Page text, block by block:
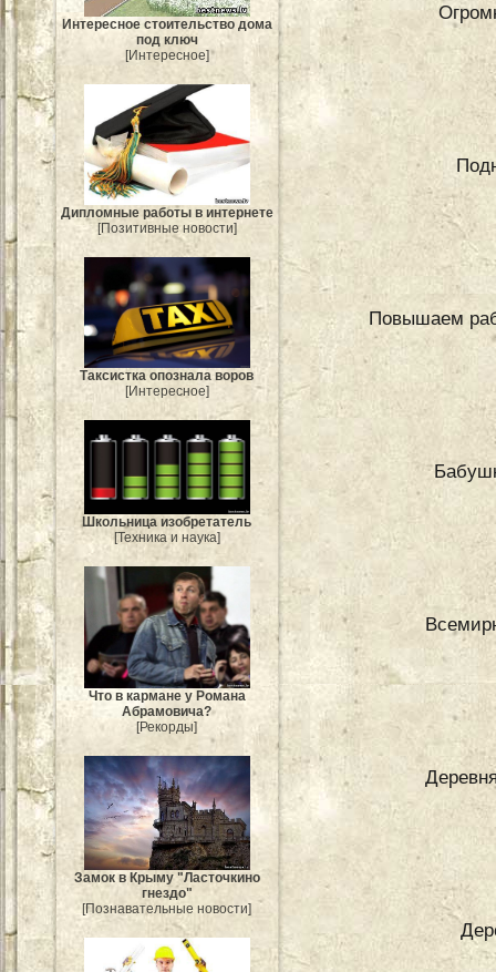
Интересное стоительство дома
под ключ
[Интересное]
Дипломные работы в интернете
[Позитивные новости]
Таксистка опознала воров
[Интересное]
Школьница изобретатель
[Техника и наука]
Что в кармане у Романа
Абрамовича?
[Рекорды]
Замок в Крыму "Ласточкино
гнездо"
[Познавательные новости]
Повышаем